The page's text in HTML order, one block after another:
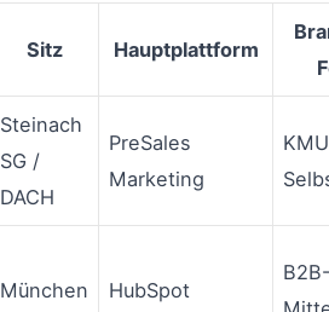
Sitz Hauptplattform
Steinach
SG /
DACH
PreSales
Marketing
München HubSpot